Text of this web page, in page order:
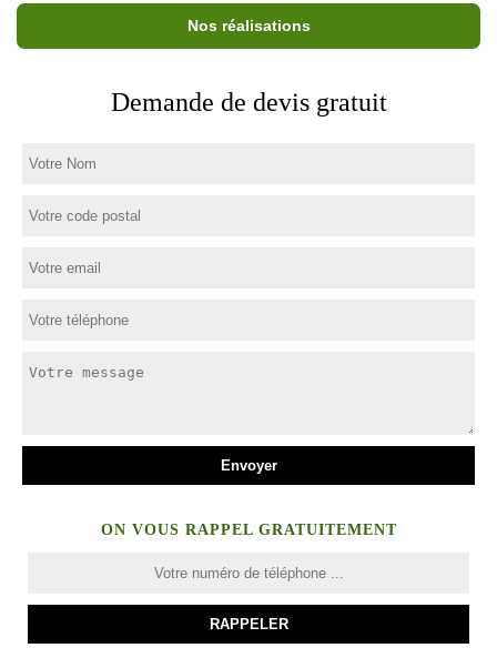
Nos réalisations
Demande de devis gratuit
ON VOUS RAPPEL GRATUITEMENT